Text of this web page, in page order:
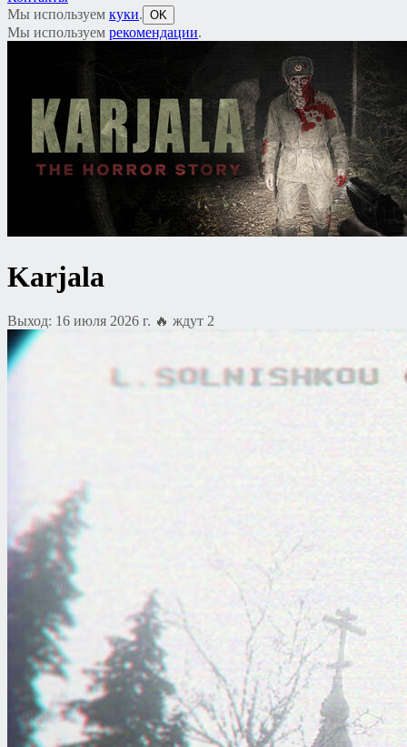
Мы используем куки. OK
Мы используем рекомендации.
Karjala
Выход: 16 июля 2026 г. 🔥 ждут 2